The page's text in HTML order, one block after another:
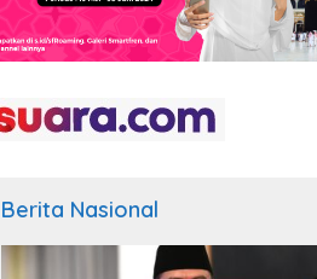
Berita Nasional